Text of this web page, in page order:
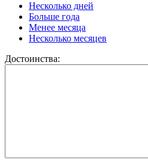
Несколько дней
Больше года
Менее месяца
Несколько месяцев
Достоинства: